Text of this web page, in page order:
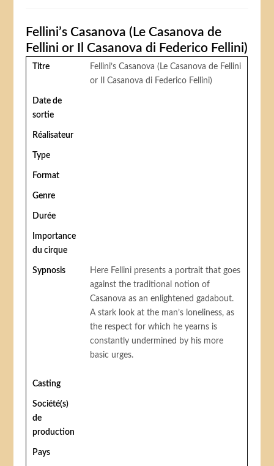
Fellini’s Casanova (Le Casanova de
Fellini or Il Casanova di Federico Fellini)
Titre
Fellini’s Casanova (Le Casanova de Fellini
or Il Casanova di Federico Fellini)
Date de
sortie
Réalisateur
Type
Format
Genre
Durée
Importance
du cirque
Sypnosis
Here Fellini presents a portrait that goes
against the traditional notion of
Casanova as an enlightened gadabout.
A stark look at the man’s loneliness, as
the respect for which he yearns is
constantly undermined by his more
basic urges.
Casting
Société(s)
de
production
Pays